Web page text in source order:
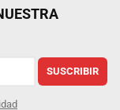
SUSCRIBIR